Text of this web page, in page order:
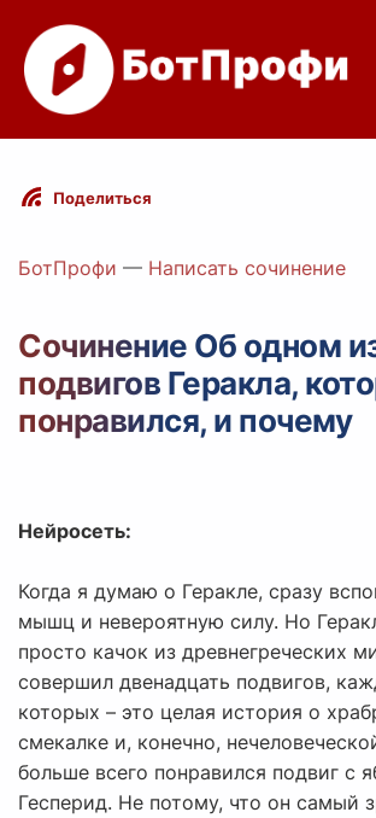
Режимы бота
Цены
Вход с Telegram
Поделиться
БотПрофи — Написать сочинение
Сочинение Об одном
подвигов Геракла,
понравился, и почему
Нейросеть:
Когда я думаю о Геракле, сразу
мышц и невероятную силу. Но
просто качок из древнегреческих
совершил двенадцать подвигов,
которых – это целая история о
смекалке и, конечно,
больше всего понравился подвиг с
Гесперид. Не потому, что он самый